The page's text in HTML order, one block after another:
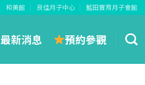
和美館 良佳月子中心 藍田寶育月子會館
最新消息 預約參觀